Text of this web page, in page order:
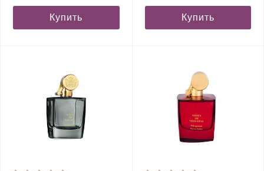
Купить Купить